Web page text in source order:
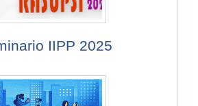
IIPP 2025